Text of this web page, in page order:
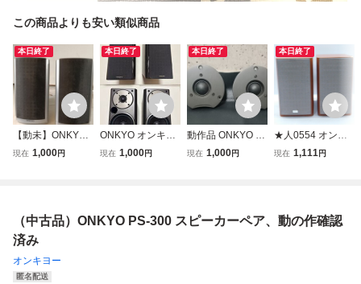
この商品よりも安い類似商品
本日終了
【動未】ONKYO
MODEL D-T2 スピ
ケーブル付き 80
サイズ
現在 1,000円
本日終了
ONKYO オンキョ
ー D-V5 スピーカ
現在 1,000円
本日終了
動作品 ONKYO オ
ンキョー ソフトド
現在 1,000円
本日終了
★人0554 オンキ
ョー ONKYO D-S
現在 1,111円
（中古品）ONKYO PS-300 スピーカーペア、動の作確認
済み
オンキヨー
匿名配送